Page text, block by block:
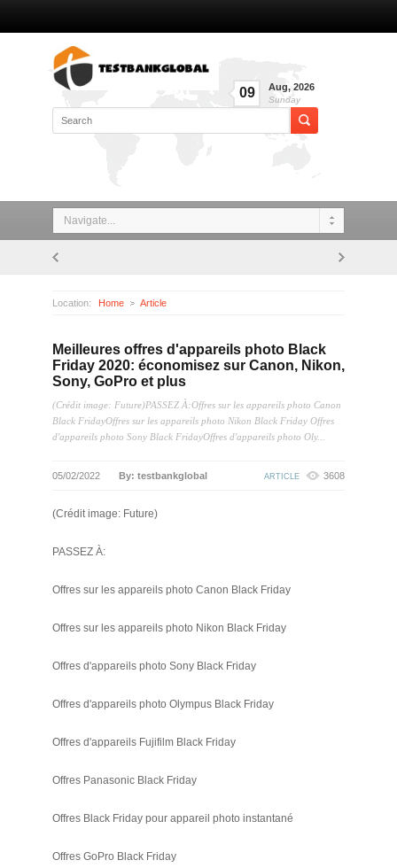
09 Aug, 2026
Sunday
Navigate...
Location: Home Article
Meilleures offres d'appareils photo Black
Friday 2020: économisez sur Canon, Nikon,
Sony, GoPro et plus
(Crédit image: Future)PASSEZ À:Offres sur les appareils photo Canon
Black FridayOffres sur les appareils photo Nikon Black Friday Offres
d'appareils photo Sony Black FridayOffres d'appareils photo Oly...
05/02/2022 By: testbankglobal ARTICLE 3608
(Crédit image: Future)
PASSEZ À:
Offres sur les appareils photo Canon Black Friday
Offres sur les appareils photo Nikon Black Friday
Offres d'appareils photo Sony Black Friday
Offres d'appareils photo Olympus Black Friday
Offres d'appareils Fujifilm Black Friday
Offres Panasonic Black Friday
Offres Black Friday pour appareil photo instantané
Offres GoPro Black Friday